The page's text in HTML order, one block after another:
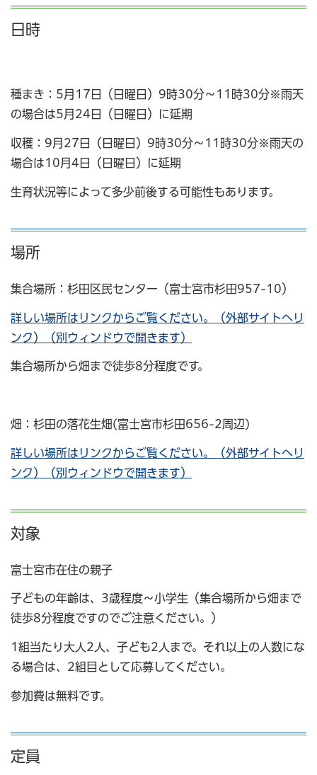
日時
種まき：5月17日（日曜日）9時30分～11時30分※雨天
の場合は5月24日（日曜日）に延期
収穫：9月27日（日曜日）9時30分～11時30分※雨天の
場合は10月4日（日曜日）に延期
生育状況等によって多少前後する可能性もあります。
場所
集合場所：杉田区民センター（富士宮市杉田957-10）
詳しい場所はリンクからご覧ください。（外部サイトへリ
ンク）（別ウィンドウで開きます）
集合場所から畑まで徒歩8分程度です。
畑：杉田の落花生畑(富士宮市杉田656-2周辺)
詳しい場所はリンクからご覧ください。（外部サイトへリ
ンク）（別ウィンドウで開きます）
対象
富士宮市在住の親子
子どもの年齢は、3歳程度～小学生（集合場所から畑まで
徒歩8分程度ですのでご注意ください。）
1組当たり大人2人、子ども2人まで。それ以上の人数にな
る場合は、2組目として応募してください。
参加費は無料です。
定員